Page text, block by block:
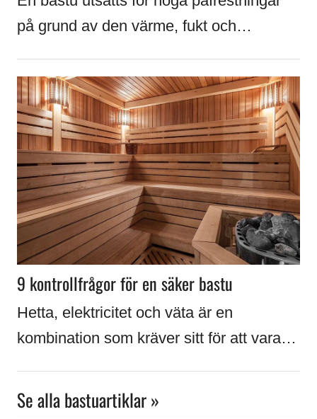
på grund av den värme, fukt och…
9 kontrollfrågor för en säker bastu
Hetta, elektricitet och väta är en
kombination som kräver sitt för att vara…
Se alla bastuartiklar »